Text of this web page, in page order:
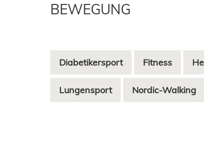
BEWEGUNG
Diabetikersport Fitness
Lungensport Nordic-Walking